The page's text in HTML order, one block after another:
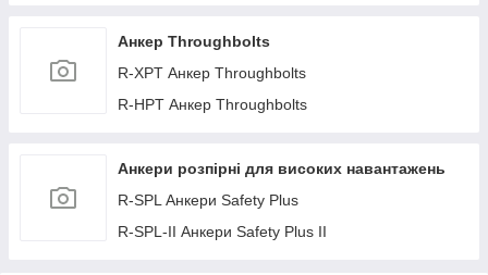
Анкер Throughbolts
R-XPT Анкер Throughbolts
R-НPT Анкер Throughbolts
Анкери розпірні для високих навантажень
R-SPL Анкери Safety Plus
R-SPL-II Анкери Safety Plus II